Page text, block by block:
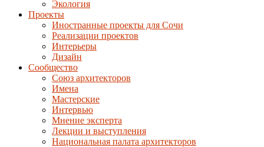
Экология
Проекты
Иностранные проекты для Сочи
Реализации проектов
Интерьеры
Дизайн
Сообщество
Союз архитекторов
Имена
Мастерские
Интервью
Мнение эксперта
Лекции и выступления
Национальная палата архитекторов